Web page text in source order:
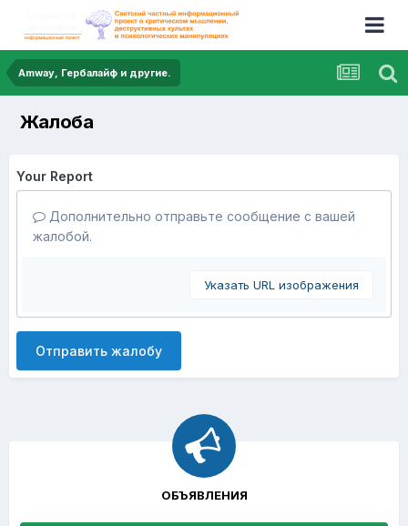
Amway, Гербалайф и другие.
Жалоба
Your Report
Дополнительно отправьте сообщение с вашей
жалобой.
Указать URL изображения
Отправить жалобу
ОБЪЯВЛЕНИЯ